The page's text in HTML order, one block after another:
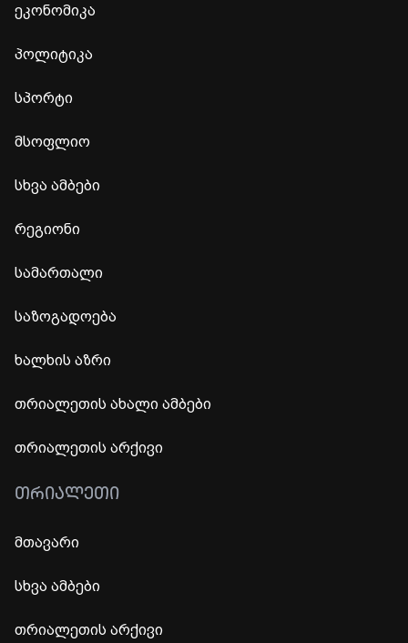
ეკონომიკა
პოლიტიკა
სპორტი
მსოფლიო
სხვა ამბები
რეგიონი
სამართალი
საზოგადოება
ხალხის აზრი
თრიალეთის ახალი ამბები
თრიალეთის არქივი
ᲗᲠᲘᲐᲚᲔᲗᲘ
მთავარი
სხვა ამბები
თრიალეთის არქივი